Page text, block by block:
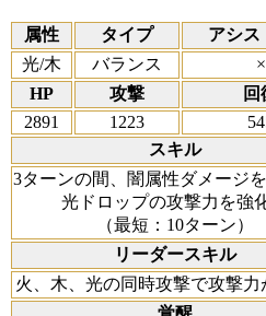
属性 タイプ
アシス
光/木
バランス
×
HP
攻撃
回
2891
1223
スキル
3ターンの間、闇属性ダメージを
光ドロップの攻撃力を強化
（最短：10ターン）
リーダースキル
火、木、光の同時攻撃で攻撃力